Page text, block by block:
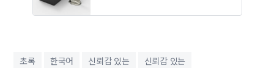
초록 한국어 신뢰감 있는 신뢰감 있는